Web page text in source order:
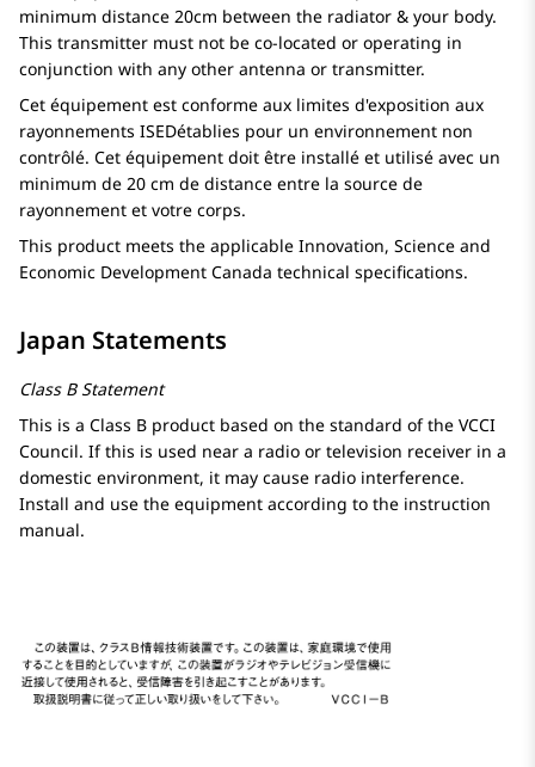
minimum distance 20cm between the radiator & your body.
This transmitter must not be co-located or operating in
conjunction with any other antenna or transmitter.
Cet équipement est conforme aux limites d'exposition aux
rayonnements ISEDétablies pour un environnement non
contrôlé. Cet équipement doit être installé et utilisé avec un
minimum de 20 cm de distance entre la source de
rayonnement et votre corps.
This product meets the applicable Innovation, Science and
Economic Development Canada technical specifications.
Japan Statements
Class B Statement
This is a Class B product based on the standard of the VCCI
Council. If this is used near a radio or television receiver in a
domestic environment, it may cause radio interference.
Install and use the equipment according to the instruction
manual.